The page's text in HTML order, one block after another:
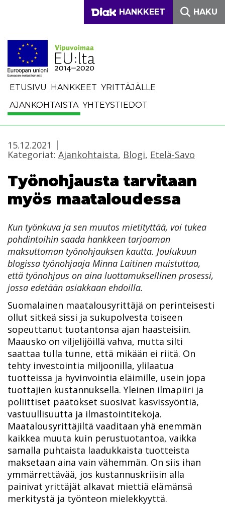
DIAKONIA-
HANKKEET HAKU
ETUSIVU HANKKEET YRITTÄJÄLLE
AJANKOHTAISTA YHTEYSTIEDOT
15.12.2021
Kategoriat: Ajankohtaista, Blogi, Etelä-Savo
Työnohjausta tarvitaan
myös maataloudessa
Kun työnkuva ja sen muutos mietityttää, voi tukea
pohdintoihin saada hankkeen tarjoaman
maksuttoman työnohjauksen kautta. Joulukuun
blogissa työnohjaaja Minna Laitinen muistuttaa,
että työnohjaus on aina luottamuksellinen prosessi,
jossa edetään asiakkaan ehdoilla.
Suomalainen maatalousyrittäjä on perinteisesti
ollut sitkeä sissi ja sukupolvesta toiseen
sopeuttanut tuotantonsa ajan haasteisiin.
Maausko on viljelijöillä vahva, mutta silti
saattaa tulla tunne, että mikään ei riitä. On
tehty investointia miljoonilla, ylilaatua
tuotteissa ja hyvinvointia eläimille, usein jopa
tuottajien kustannuksella. Yleinen ilmapiiri ja
poliittiset päätökset suosivat kasvissyöntiä,
vastuullisuutta ja ilmastointitekoja.
Maatalousyrittäjiltä vaaditaan yhä enemmän
kaikkea muuta kuin perustuotantoa, vaikka
samalla puhtaista laadukkaista tuotteista
maksetaan aina vain vähemmän. On siis ihan
ymmärrettävää, jos kustannuskriisin alla
painivat yrittäjät alkavat miettiä elämänsä
merkitystä ja työnteon mielekkyyttä.